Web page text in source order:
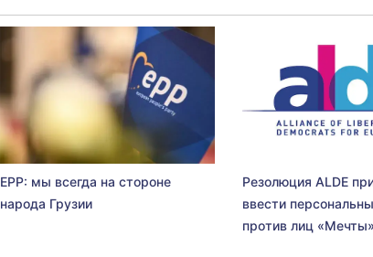
EPP: мы всегда на стороне
народа Грузии
Резолюция ALDE
ввести
против лиц «Мечты»